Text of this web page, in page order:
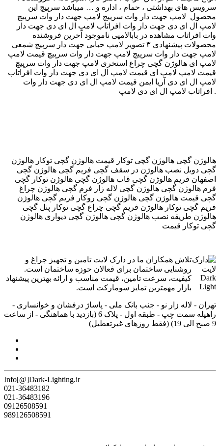
سرویس های بهداشتی ، حمام ، اداره و … میباشد سرپیچ این
محصول لامپ جهت دار وات سرپیچ لامپ جهت دار وات سرپیچ
لامپ ال ای دی جهت دار وات افراتاب لامپ ال ای دی جهت دار
وات افراتاب مشاهده در بابالامپی ناموجود آخرین فروشنده
محصولات پیشنهادی ۳ تصویر لامپ حبابی جهت دار سرپیچ شمعی
لامپ جهت دار وات سرپیچ لامپ جهت دار وات سرپیچ قیمت لامپ
لامپ ای هالوژن گچی چراغ استخری لامپ جهت دار وات سرپیچ
قیمت لامپ لامپ ای قیمت لامپ ال ای دی جهت دار وات افراتاب
لامپ ال ای دی آریا ایمن قیمت لامپ ال ای دی جهت دار وات
افراتاب لامپ ال ای دی لامپ .
هالوژن گچی هالوژن گچی توکار قیمت هالوژن گچی توکار هالوژن
گچی دوبل نصب هالوژن در سقف گچی فریم گچی هالوژن گچی
اصفهان فریم هالوژن گچی قاب هالوژن گچی هالوژن توکار گچی
فرم هالوژن گچی هالوژن گچی لاله زار فرم گچی هالوژن چراغ
گچی قیمت هالوژن گچی هالوژن گچی روکار فریم گچی هالوژن
فریم گچی توکار هالوژن فریم گچی چراغ گچی توکار پنل گچی
هالوژن طریقه نصب هالوژن گچی هالوژن گچی دیواری هالوژن
گچی توکار قیمت
تلاش همکاران ما در دارک لایت تامین و تجهیز چراغ و
روشنایی ساختمان برای فعالان حوزه ساختمان است.
کیفیت، سرعت تامین، قیمت مناسب و ارائه بهترین پیشنهاد
بازار مهمترین تمایز سومارکت است.
تهران - لاله زار نو - جنب بانک ملی - پاساژ درفشان و خوانساری -
راه‎پله سمت چپ - طبقه اول - پلاک 6 (بازدید با هماهنگی - از ساعت
9 صبح الی 19) (فقط روزهای غیرتعطیل)
Info[@]Dark-Lighting.ir
021-36483182
021-36483196
09126508591
989126508591